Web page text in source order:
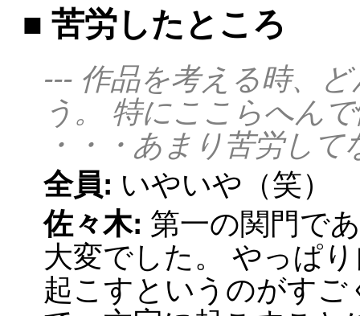
■ 苦労したところ
--- 作品を考える時、
う。 特にここらへん
・・・あまり苦労して
全員: いやいや（笑）
佐々木: 第一の関門で
大変でした。 やっぱ
起こすというのがす